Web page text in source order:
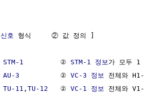
신호 형식     ② 값 정의 ]
STM-1
         ②
STM-1 정보 가 모두
AU-3
          ②
VC-3 정보 전체와
TU-11 , TU-12
   ②
VC-1 정보 전체와